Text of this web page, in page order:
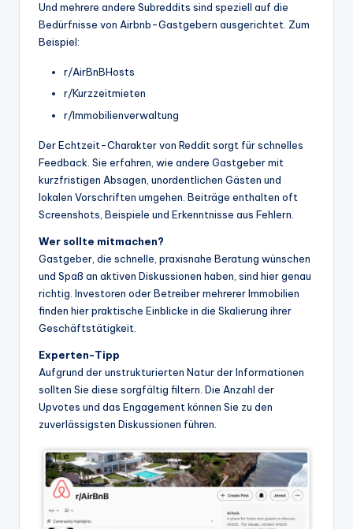
Und mehrere andere Subreddits sind speziell auf die
Bedürfnisse von Airbnb-Gastgebern ausgerichtet. Zum
Beispiel:
r/AirBnBHosts
r/Kurzzeitmieten
r/Immobilienverwaltung
Der Echtzeit-Charakter von Reddit sorgt für schnelles
Feedback. Sie erfahren, wie andere Gastgeber mit
kurzfristigen Absagen, unordentlichen Gästen und
lokalen Vorschriften umgehen. Beiträge enthalten oft
Screenshots, Beispiele und Erkenntnisse aus Fehlern.
Wer sollte mitmachen?
Gastgeber, die schnelle, praxisnahe Beratung wünschen
und Spaß an aktiven Diskussionen haben, sind hier genau
richtig. Investoren oder Betreiber mehrerer Immobilien
finden hier praktische Einblicke in die Skalierung ihrer
Geschäftstätigkeit.
Experten-Tipp
Aufgrund der unstrukturierten Natur der Informationen
sollten Sie diese sorgfältig filtern. Die Anzahl der
Upvotes und das Engagement können Sie zu den
zuverlässigsten Diskussionen führen.